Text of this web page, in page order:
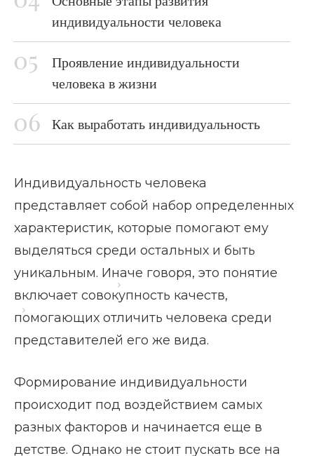
индивидуальности человека
Проявление индивидуальности
человека в жизни
Как выработать индивидуальность
Индивидуальность человека
представляет собой набор определенных
характеристик, которые помогают ему
выделяться среди остальных и быть
уникальным. Иначе говоря, это понятие
включает совокупность качеств,
помогающих отличить человека среди
представителей его же вида.
Формирование индивидуальности
происходит под воздействием самых
разных факторов и начинается еще в
детстве. Однако не стоит пускать все на